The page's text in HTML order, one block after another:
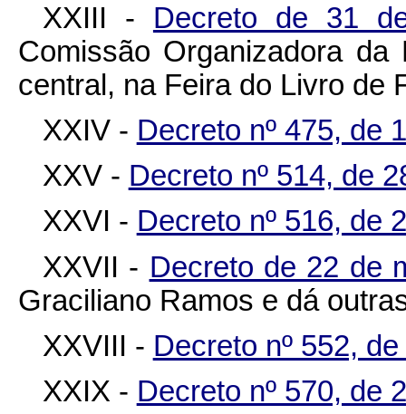
XXIII - Decreto de 31
Comissão Organizadora
central, na Feira do Livro de
XXIV - Decreto nº 475, de
XXV - Decreto nº 514, de
XXVI - Decreto nº 516, de
XXVII - Decreto de 22 de
Graciliano Ramos e dá
XXVIII - Decreto nº 552,
XXIX - Decreto nº 570, de